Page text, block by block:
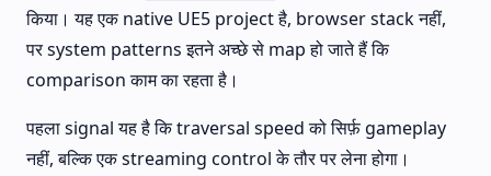
किया। यह एक native UE5 project है, browser stack नहीं,
पर system patterns इतने अच्छे से map हो जाते हैं कि
comparison काम का रहता है।
पहला signal यह है कि traversal speed को सिर्फ़ gameplay
नहीं, बल्कि एक streaming control के तौर पर लेना होगा।